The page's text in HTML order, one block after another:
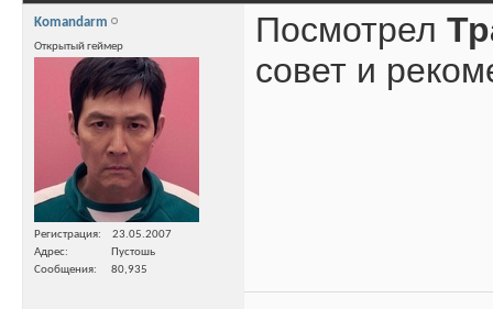
Komandarm
Открытый геймер
Регистрация
23.05.2007
Адрес
Пустошь
Сообщения
80,935
Посмотрел
совет и